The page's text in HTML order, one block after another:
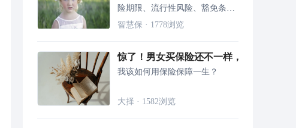
险期限、流行性风险、豁免条款
和保障功能。
智慧保 · 1778浏览
惊了！男女买保险还不一样，女性这样买
我该如何用保险保障一生？
大择 · 1582浏览